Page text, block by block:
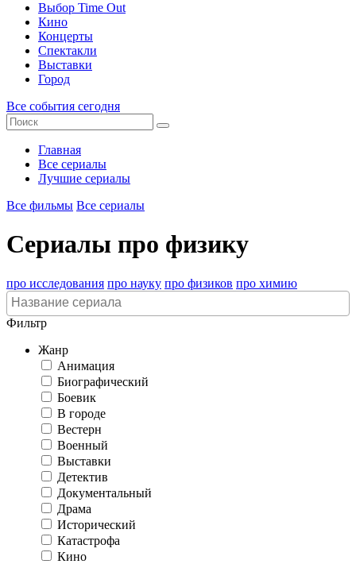
Выбор Time Out
Кино
Концерты
Спектакли
Выставки
Город
Все события сегодня
Главная
Все сериалы
Лучшие сериалы
Все фильмы Все сериалы
Сериалы про физику
про исследования про науку про физиков про химию
Фильтр
Жанр
Анимация
Биографический
Боевик
В городе
Вестерн
Военный
Выставки
Детектив
Документальный
Драма
Исторический
Катастрофа
Кино